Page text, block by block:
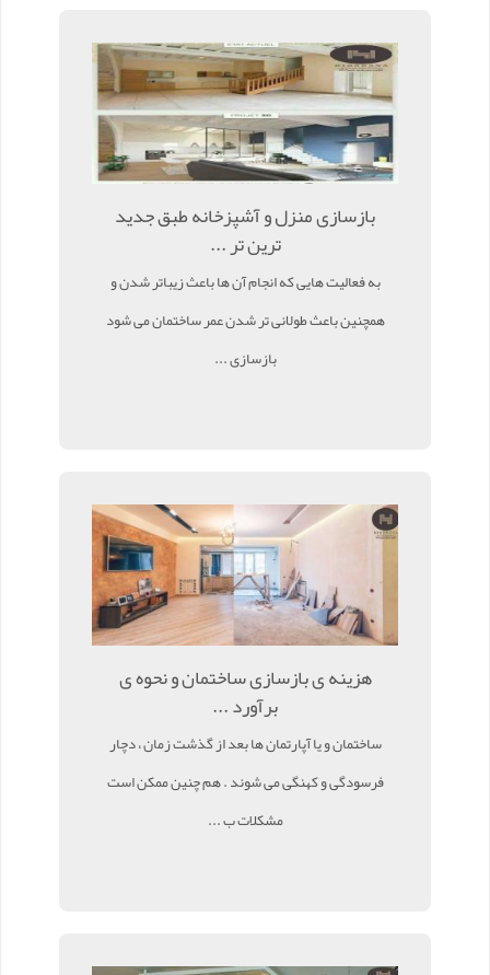
بازسازی منزل و آشپزخانه طبق جدید
ترین تر ...
به فعالیت هایی که انجام آن ها باعث زیباتر شدن و
همچنین باعث طولانی تر شدن عمر ساختمان می شود
بازسازی ...
هزینه ی بازسازی ساختمان و نحوه ی
برآورد ...
ساختمان و یا آپارتمان ها بعد از گذشت زمان ، دچار
فرسودگی و کهنگی می شوند . هم چنین ممکن است
مشکلات ب ...